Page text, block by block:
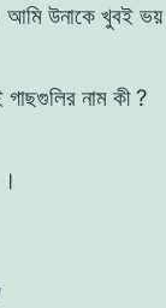
আমি উনাকে খুবই ভয়
নাম কী ?